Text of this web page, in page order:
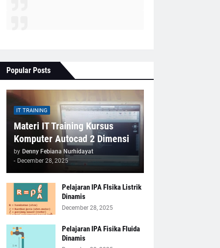
Popular Posts
IT TRAINING
Materi IT Training Kursus
Komputer Autocad 2 Dimensi
by Denny Febiana Nurhidayat
- December 28, 2025
Pelajaran IPA FIsika Listrik
Dinamis
December 28, 2025
Pelajaran IPA Fisika Fluida
Dinamis